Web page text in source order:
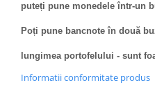
puteți pune monedele într-un
Poți pune bancnote în două
lungimea portofelului - sunt
Informatii conformitate produs